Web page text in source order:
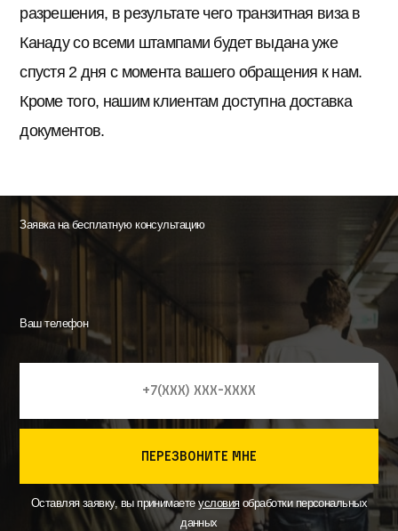
разрешения, в результате чего транзитная виза в
Канаду со всеми штампами будет выдана уже
спустя 2 дня с момента вашего обращения к нам.
Кроме того, нашим клиентам доступна доставка
документов.
Заявка на бесплатную консультацию
Ваш телефон
перезвоните мне
Оставляя заявку, вы принимаетеусловияобработки персональных
данных